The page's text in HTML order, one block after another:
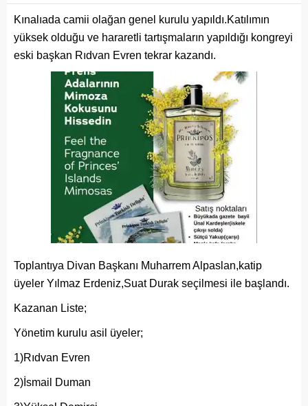
Kınalıada camii olağan genel kurulu yapıldı.Katılımın
yüksek olduğu ve hararetli tartışmaların yapıldığı kongreyi
eski başkan Rıdvan Evren tekrar kazandı.
Toplantıya Divan Başkanı Muharrem Alpaslan,katip
üyeler Yılmaz Erdeniz,Suat Durak seçilmesi ile başlandı.
Kazanan Liste;
Yönetim kurulu asil üyeler;
1)Rıdvan Evren
2)İsmail Duman